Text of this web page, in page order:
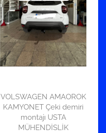
VOLSWAGEN AMAOROK
KAMYONET Çeki demiri
montajı USTA
MÜHENDİSLİK